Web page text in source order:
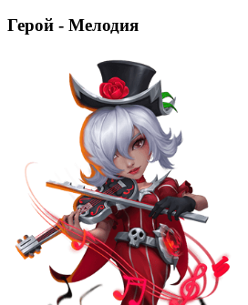
Герой - Мелодия